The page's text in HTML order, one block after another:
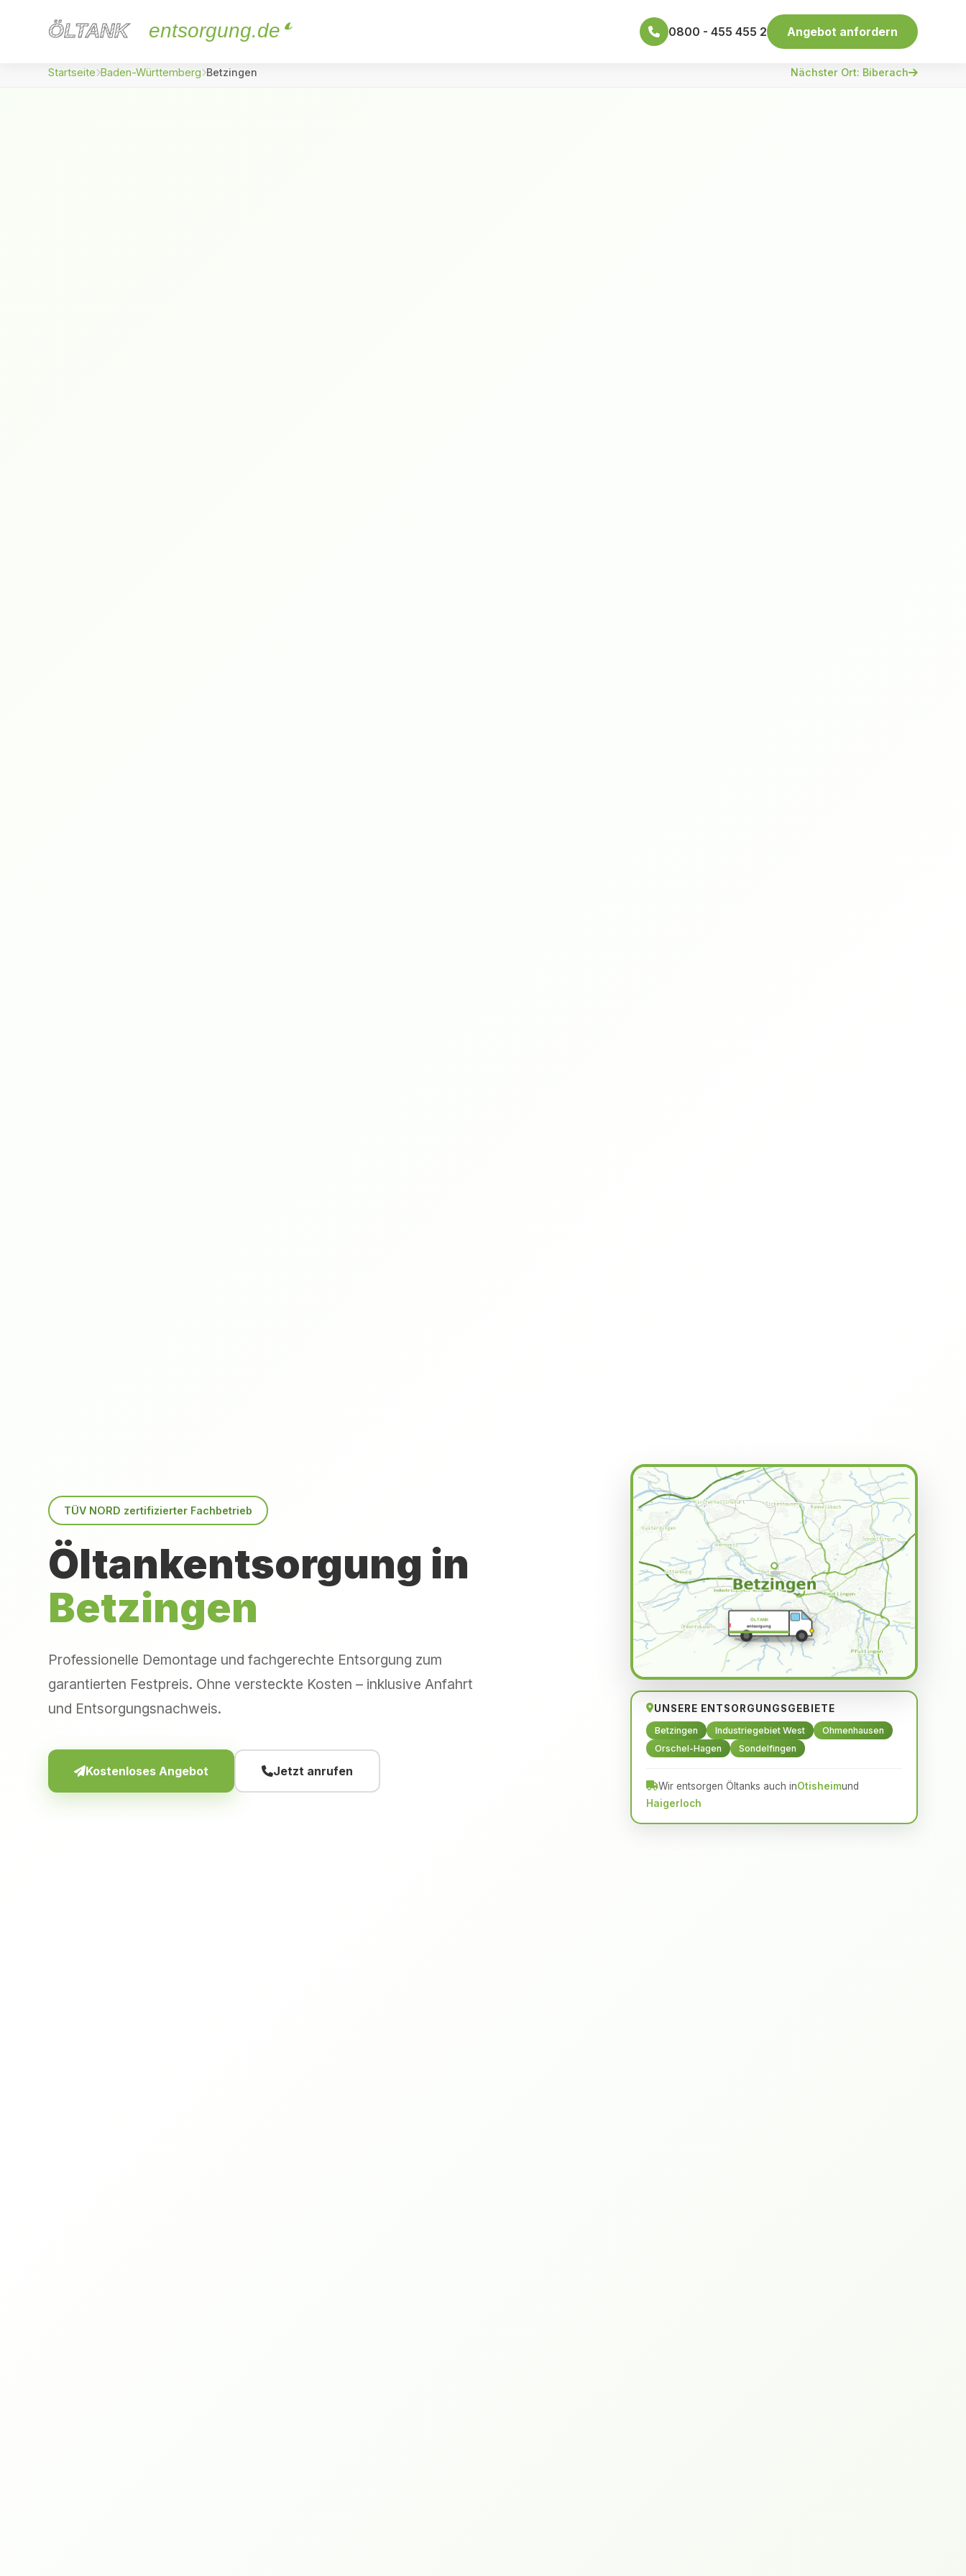
ÖLTANK
ÖLTANK entsorgung.de 0800 - 455 455 2 Angebot anfordern
Startseite Baden-Württemberg Betzingen Nächster Ort: Biberach
TÜV NORD zertifizierter Fachbetrieb
Öltankentsorgung in
Betzingen
Professionelle Demontage und fachgerechte Entsorgung zum
garantierten Festpreis. Ohne versteckte Kosten – inklusive Anfahrt
und Entsorgungsnachweis.
Kostenloses Angebot Jetzt anrufen
ÖLTANK
entsorgung
UNSERE ENTSORGUNGSGEBIETE
Betzingen Industriegebiet West
Ohmenhausen
Orschel-Hagen
Sondelfingen
Wir entsorgen Öltanks auch inOtisheimund
Haigerloch